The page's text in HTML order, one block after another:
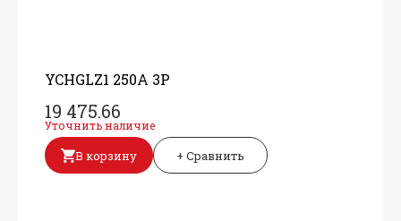
YCHGLZ1 250А 3P
19 475.66
Уточнить наличие
В корзину + Сравнить